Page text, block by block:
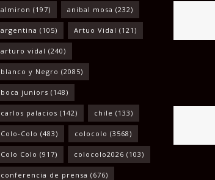
almiron (197) anibal mosa (232)
argentina (105) Artuo Vidal (121)
arturo vidal (240)
blanco y Negro (2085)
boca juniors (148)
carlos palacios (142) chile (133)
Colo-Colo (483) colocolo (3568)
Colo Colo (917) colocolo2026 (103)
conferencia de prensa (676)